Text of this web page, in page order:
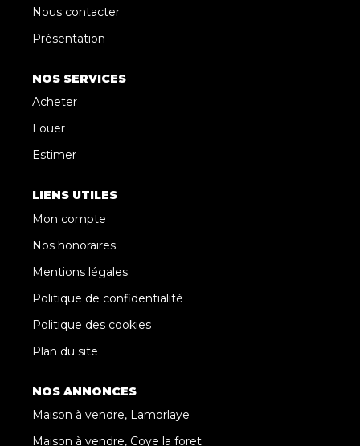
Nous contacter
Présentation
NOS SERVICES
Acheter
Louer
Estimer
LIENS UTILES
Mon compte
Nos honoraires
Mentions légales
Politique de confidentialité
Politique des cookies
Plan du site
NOS ANNONCES
Maison à vendre, Lamorlaye
Maison à vendre, Coye la foret